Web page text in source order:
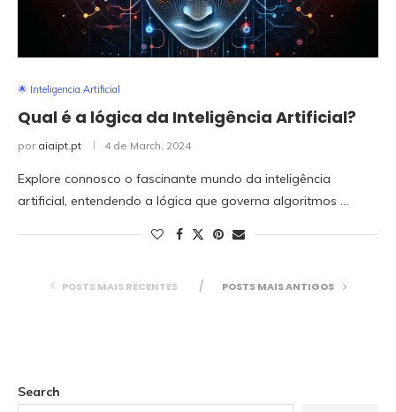
🌟 Inteligencia Artificial
Qual é a lógica da Inteligência Artificial?
por aiaipt.pt 4 de March, 2024
Explore connosco o fascinante mundo da inteligência
artificial, entendendo a lógica que governa algoritmos …
POSTS MAIS RECENTES POSTS MAIS ANTIGOS
Search